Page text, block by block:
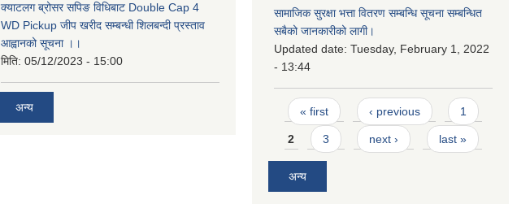
क्याटलग ब्रोसर सपिङ विधिबाट Double Cap 4
WD Pickup जीप खरीद सम्बन्धी शिलबन्दी प्रस्ताव
आह्वानको सूचना ।।
मिति: 05/12/2023 - 15:00
अन्य
सामाजिक सुरक्षा भत्ता वितरण सम्बन्धि सूचना सम्बन्धित
सबैको जानकारीको लागी।
Updated date: Tuesday, February 1, 2022
- 13:44
Pages
« first ‹ previous 1
2 3 next › last »
अन्य